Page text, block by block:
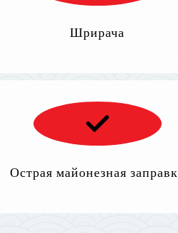
Шрирача
Острая майонезная